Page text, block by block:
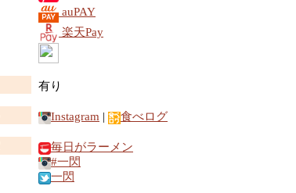
auPAY
楽天Pay
有り
Instagram | 食べログ
毎日がラーメン
#一閃
一閃